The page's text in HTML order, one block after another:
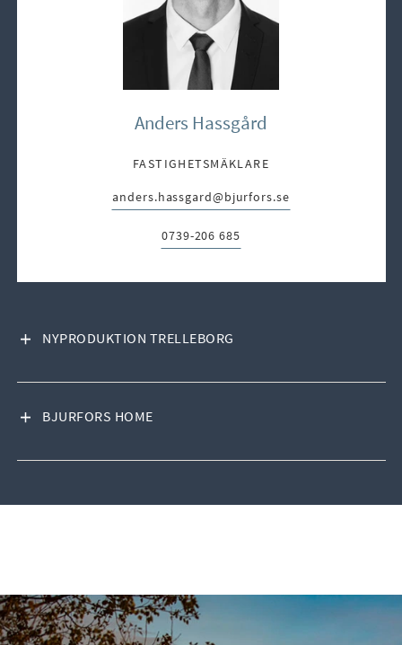
Anders Hassgård
FASTIGHETSMÄKLARE
E-post:
anders.hassgard@bjurfors.se
Telefon:
0739-206 685
NYPRODUKTION TRELLEBORG
VISA INNEHÅLL
BJURFORS HOME
VISA INNEHÅLL